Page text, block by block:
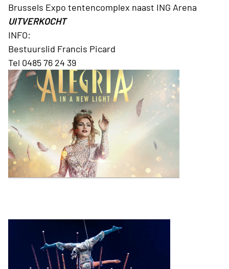
Brussels Expo tentencomplex naast ING Arena
UITVERKOCHT
INFO:
Bestuurslid Francis Picard
Tel 0485 76 24 39